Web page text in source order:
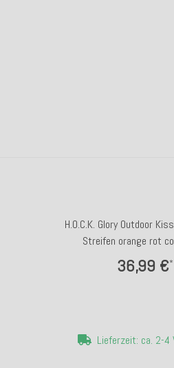
H.O.C.K. Glory Outdoor
Streifen orange rot
36,99 €*
Lieferzeit: ca. 2-4